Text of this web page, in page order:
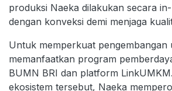
produksi Naeka dilakukan secara
dengan konveksi demi menjaga
Untuk memperkuat pengembangan
memanfaatkan program
BUMN BRI dan platform
ekosistem tersebut, Naeka